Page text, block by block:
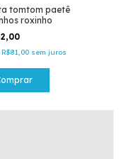
tomtom paetê
roxinho
R$81,00 sem juros